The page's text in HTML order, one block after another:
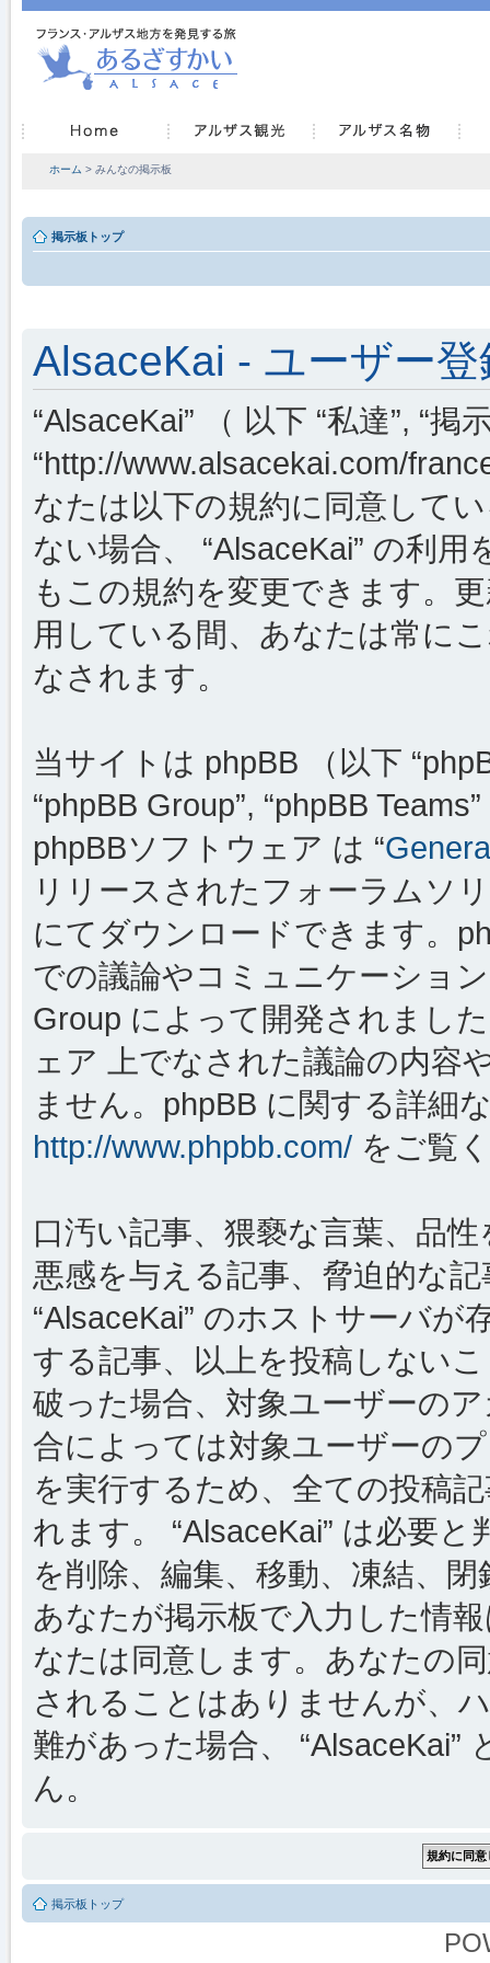
ホーム > みんなの掲示板
掲示板トップ
AlsaceKai - ユーザー登
“AlsaceKai” （ 以下 “私達”, “掲
“http://www.alsacekai.com/
なたは以下の規約に同意して
ない場合、 “AlsaceKai” の利
もこの規約を変更できます。
用している間、あなたは常に
なされます。
当サイトは phpBB （以下
“phpBB Group”, “phpBB
phpBBソフトウェア は “
リリースされたフォーラムソ
にてダウンロードできます。
での議論やコミュニケーショ
Group によって開発されまし
ェア 上でなされた議論の内容
ません。phpBB に関する詳細
http://www.phpbb.com/ をご覧
口汚い記事、猥褻な言葉、品
悪感を与える記事、脅迫的な
“AlsaceKai” のホストサーバが
する記事、以上を投稿しない
破った場合、対象ユーザーの
合によっては対象ユーザーの
を実行するため、全ての投稿
れます。 “AlsaceKai” は必要
を削除、編集、移動、凍結、
あなたが掲示板で入力した情
なたは同意します。あなたの
されることはありませんが、
難があった場合、 “AlsaceKai”
ん。
掲示板トップ